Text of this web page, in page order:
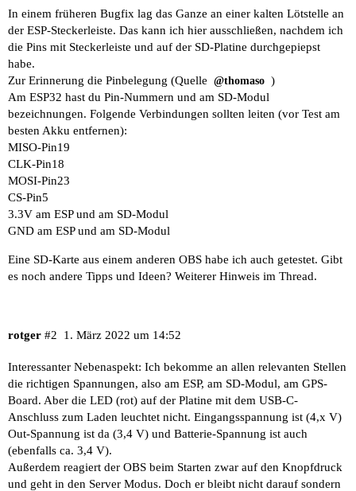
In einem früheren Bugfix lag das Ganze an einer kalten Lötstelle an
der ESP-Steckerleiste. Das kann ich hier ausschließen, nachdem ich
die Pins mit Steckerleiste und auf der SD-Platine durchgepiepst
habe.
Zur Erinnerung die Pinbelegung (Quelle @thomaso )
Am ESP32 hast du Pin-Nummern und am SD-Modul
bezeichnungen. Folgende Verbindungen sollten leiten (vor Test am
besten Akku entfernen):
MISO-Pin19
CLK-Pin18
MOSI-Pin23
CS-Pin5
3.3V am ESP und am SD-Modul
GND am ESP und am SD-Modul
Eine SD-Karte aus einem anderen OBS habe ich auch getestet. Gibt
es noch andere Tipps und Ideen? Weiterer Hinweis im Thread.
rotger 1. März 2022 um 14:52
#2
Interessanter Nebenaspekt: Ich bekomme an allen relevanten Stellen
die richtigen Spannungen, also am ESP, am SD-Modul, am GPS-
Board. Aber die LED (rot) auf der Platine mit dem USB-C-
Anschluss zum Laden leuchtet nicht. Eingangsspannung ist (4,x V)
Out-Spannung ist da (3,4 V) und Batterie-Spannung ist auch
(ebenfalls ca. 3,4 V).
Außerdem reagiert der OBS beim Starten zwar auf den Knopfdruck
und geht in den Server Modus. Doch er bleibt nicht darauf sondern